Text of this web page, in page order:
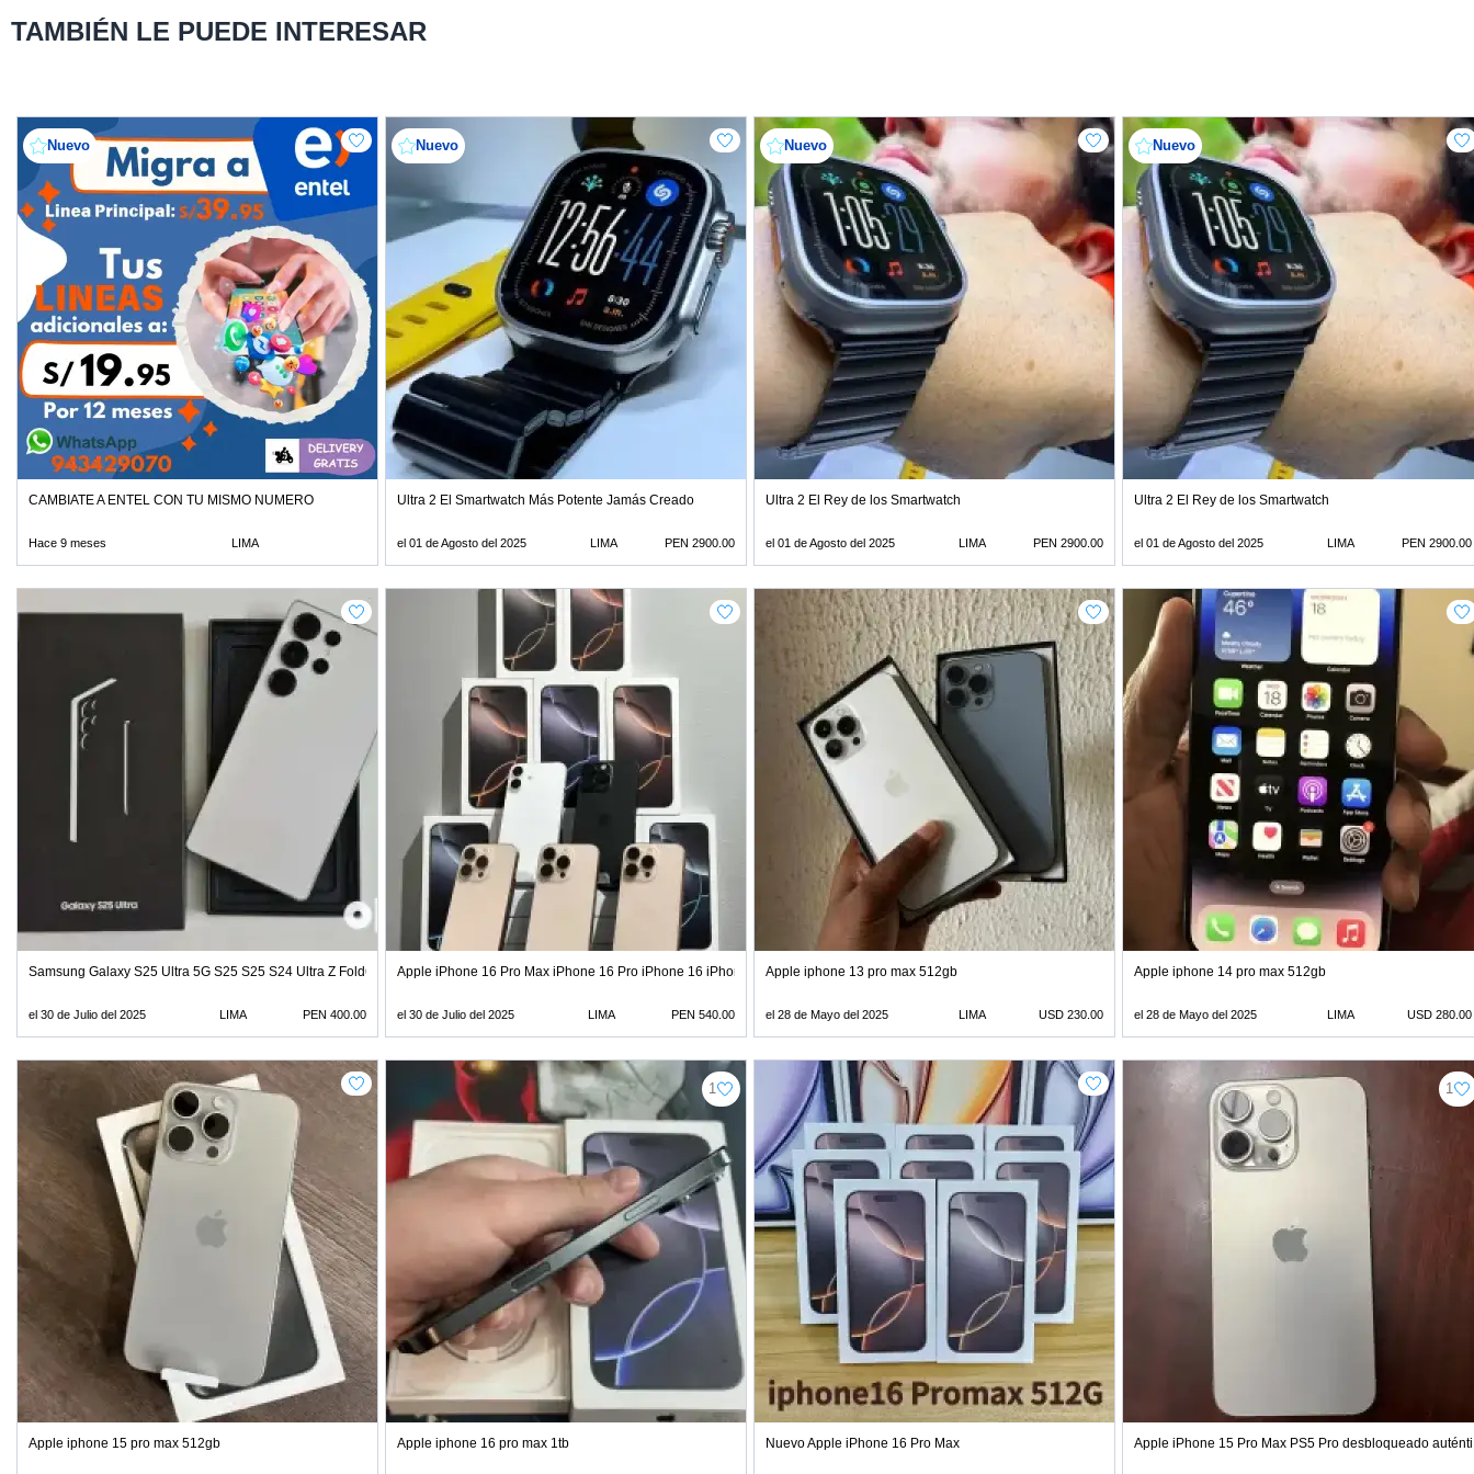
TAMBIÉN LE PUEDE INTERESAR
Nuevo
CAMBIATE A ENTEL CON TU MISMO NUMERO
Hace 9 meses LIMA
Nuevo
Ultra 2 El Smartwatch Más Potente Jamás Creado
el 01 de Agosto del 2025 LIMA PEN 2900.00
Nuevo
Ultra 2 El Rey de los Smartwatch
el 01 de Agosto del 2025 LIMA PEN 2900.00
Nuevo
Ultra 2 El Rey de los Smartwatch
el 01 de Agosto del 2025 LIMA PEN 2900.00
Samsung Galaxy S25 Ultra 5G S25 S25 S24 Ultra Z Fold6
el 30 de Julio del 2025 LIMA PEN 400.00
Apple iPhone 16 Pro Max iPhone 16 Pro iPhone 16 iPhone 16
el 30 de Julio del 2025 LIMA PEN 540.00
Apple iphone 13 pro max 512gb
el 28 de Mayo del 2025 LIMA USD 230.00
Apple iphone 14 pro max 512gb
el 28 de Mayo del 2025 LIMA USD 280.00
Apple iphone 15 pro max 512gb
1
Apple iphone 16 pro max 1tb Nuevo Apple iPhone 16 Pro Max
1
Apple iPhone 15 Pro Max PS5 Pro desbloqueado